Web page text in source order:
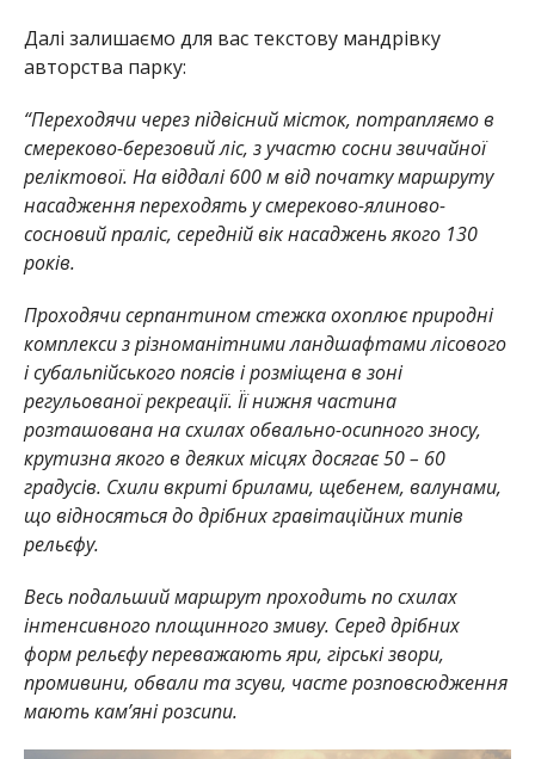
Далі залишаємо для вас текстову мандрівку
авторства парку:
“Переходячи через підвісний місток, потрапляємо в
смереково-березовий ліс, з участю сосни звичайної
релік­тової. На віддалі 600 м від початку маршруту
насадження переходять у смереково-ялиново-
сосновий праліс, середній вік насад­жень якого 130
років.
Проходячи серпан­тином стежка охоплює природні
комплекси з різноманітними ландшафтами лісового
і субальпійського поясів і розміщена в зоні
регульованої рекреації. Її нижня частина
розташована на схилах обвально-осипного зносу,
крутизна якого в деяких місцях досягає 50 – 60
градусів. Схили вкриті брилами, щебенем, валунами,
що відносяться до дрібних гравітаційних типів
рельєфу.
Весь подальший маршрут проходить по схилах
інтенсивного площинного змиву. Серед дрібних
форм рельєфу переважають яри, гірські звори,
промивини, обвали та зсуви, часте розповсюдження
мають кам’яні розсипи.